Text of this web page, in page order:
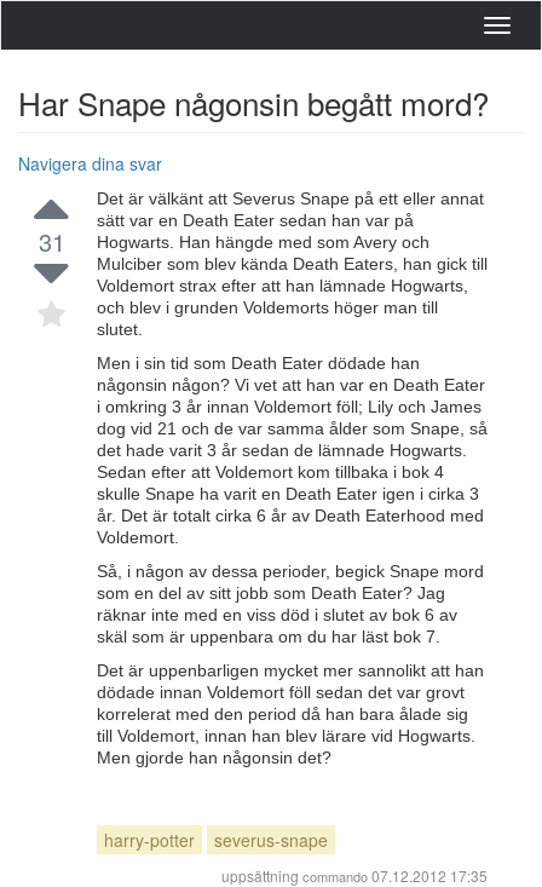
Har Snape någonsin begått mord?
Navigera dina svar
31
Det är välkänt att Severus Snape på ett eller annat
sätt var en Death Eater sedan han var på
Hogwarts. Han hängde med som Avery och
Mulciber som blev kända Death Eaters, han gick till
Voldemort strax efter att han lämnade Hogwarts,
och blev i grunden Voldemorts höger man till
slutet.
Men i sin tid som Death Eater dödade han
någonsin någon? Vi vet att han var en Death Eater
i omkring 3 år innan Voldemort föll; Lily och James
dog vid 21 och de var samma ålder som Snape, så
det hade varit 3 år sedan de lämnade Hogwarts.
Sedan efter att Voldemort kom tillbaka i bok 4
skulle Snape ha varit en Death Eater igen i cirka 3
år. Det är totalt cirka 6 år av Death Eaterhood med
Voldemort.
Så, i någon av dessa perioder, begick Snape mord
som en del av sitt jobb som Death Eater? Jag
räknar inte med en viss död i slutet av bok 6 av
skäl som är uppenbara om du har läst bok 7.
Det är uppenbarligen mycket mer sannolikt att han
dödade innan Voldemort föll sedan det var grovt
korrelerat med den period då han bara ålade sig
till Voldemort, innan han blev lärare vid Hogwarts.
Men gjorde han någonsin det?
harry-potter severus-snape
uppsättning commando07.12.2012 17:35